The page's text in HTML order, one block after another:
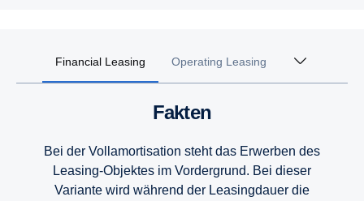
Financial Leasing Operating Leasing
Fakten
Bei der Vollamortisation steht das Erwerben des
Leasing-Objektes im Vordergrund. Bei dieser
Variante wird während der Leasingdauer die